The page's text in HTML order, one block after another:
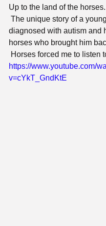
Up to the land of the horses.
diagnosed with autism and
horses who brought him
Horses forced me to listen
https://www.youtube.com/
v=cYkT_GndKtE